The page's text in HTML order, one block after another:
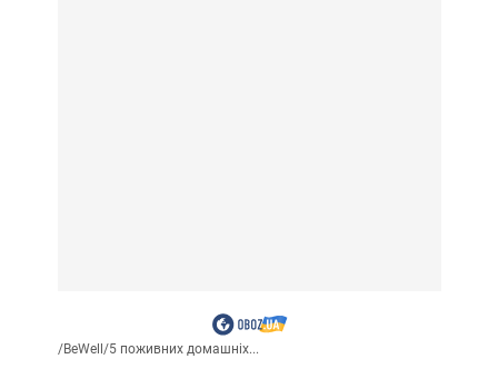
/BeWell /5 поживних домашніх...